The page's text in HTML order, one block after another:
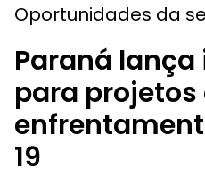
Oportunidades da
Paraná
para projetos
19